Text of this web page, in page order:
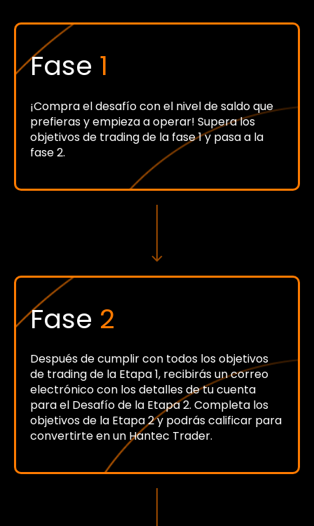
Fase 1
¡Compra el desafío con el nivel de saldo que
prefieras y empieza a operar! Supera los
objetivos de trading de la fase 1 y pasa a la
fase 2.
Fase 2
Después de cumplir con todos los objetivos
de trading de la Etapa 1, recibirás un correo
electrónico con los detalles de tu cuenta
para el Desafío de la Etapa 2. Completa los
objetivos de la Etapa 2 y podrás calificar para
convertirte en un Hantec Trader.